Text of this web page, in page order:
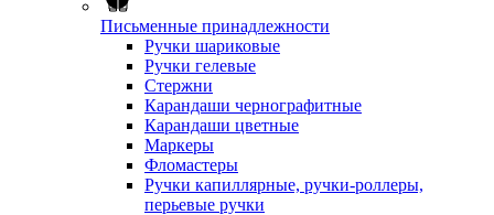
Письменные принадлежности
Ручки шариковые
Ручки гелевые
Стержни
Карандаши чернографитные
Карандаши цветные
Маркеры
Фломастеры
Ручки капиллярные, ручки-роллеры,
перьевые ручки